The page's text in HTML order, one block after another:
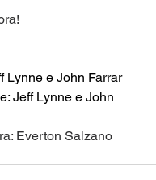
Lynne e John Farrar
Jeff Lynne e John
Everton Salzano